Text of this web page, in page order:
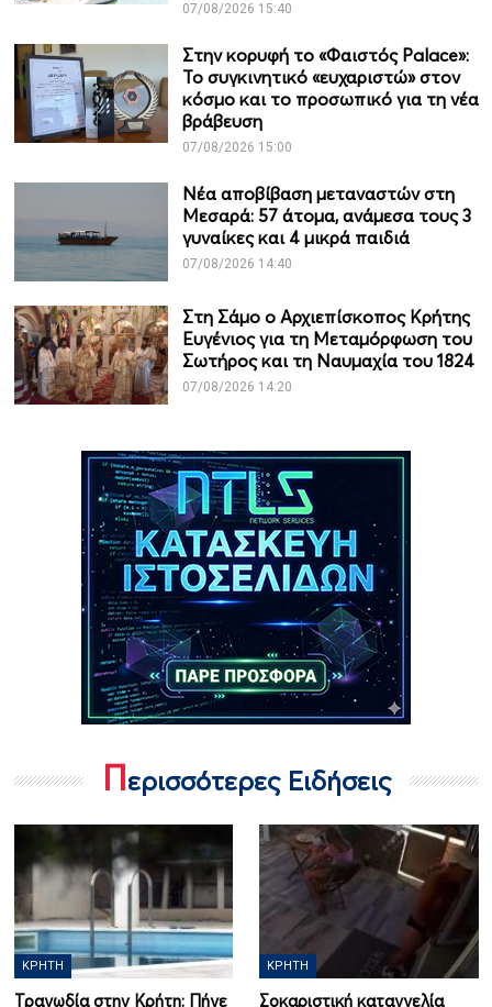
07/08/2026 15:40
Στην κορυφή το «Φαιστός Palace»:
Το συγκινητικό «ευχαριστώ» στον
κόσμο και το προσωπικό για τη νέα
βράβευση
07/08/2026 15:00
Νέα αποβίβαση μεταναστών στη
Μεσαρά: 57 άτομα, ανάμεσα τους 3
γυναίκες και 4 μικρά παιδιά
07/08/2026 14:40
Στη Σάμο ο Αρχιεπίσκοπος Κρήτης
Ευγένιος για τη Μεταμόρφωση του
Σωτήρος και τη Ναυμαχία του 1824
07/08/2026 14:20
Περισσότερες Ειδήσεις
ΚΡΉΤΗ
Τραγωδία στην Κρήτη: Πήγε
ΚΡΉΤΗ
Σοκαριστική καταγγελία